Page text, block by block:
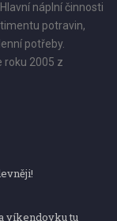
náplní činnosti
potravin,
potřeby.
roku 2005 z
víkendovku tu